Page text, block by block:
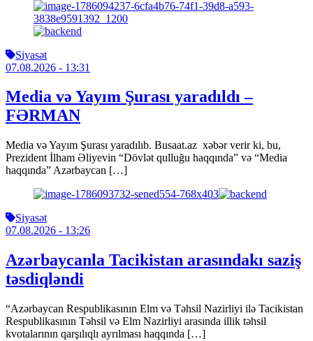
Siyasət
07.08.2026 - 13:31
Media və Yayım Şurası yaradıldı –
FƏRMAN
Media və Yayım Şurası yaradılıb. Busaat.az xəbər verir ki, bu,
Prezident İlham Əliyevin “Dövlət qulluğu haqqında” və “Media
haqqında” Azərbaycan […]
Siyasət
07.08.2026 - 13:26
Azərbaycanla Tacikistan arasındakı saziş
təsdiqləndi
“Azərbaycan Respublikasının Elm və Təhsil Nazirliyi ilə Tacikistan
Respublikasının Təhsil və Elm Nazirliyi arasında illik təhsil
kvotalarının qarşılıqlı ayrılması haqqında […]